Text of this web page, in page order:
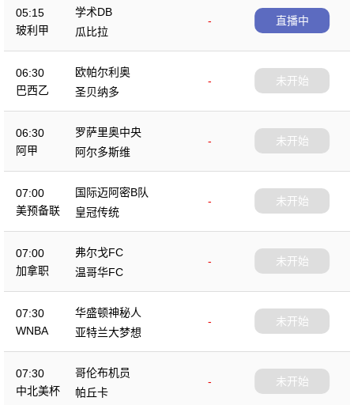
05:15
玻利甲
学术DB
-
瓜比拉
直播中
06:30
巴西乙
欧帕尔利奥
-
圣贝纳多
未开始
06:30
阿甲
罗萨里奥中央
-
阿尔多斯维
未开始
07:00
美预备联
国际迈阿密B队
-
皇冠传统
未开始
07:00
加拿职
弗尔戈FC
-
温哥华FC
未开始
07:30
WNBA
华盛顿神秘人
-
亚特兰大梦想
未开始
07:30
中北美杯
哥伦布机员
-
帕丘卡
未开始